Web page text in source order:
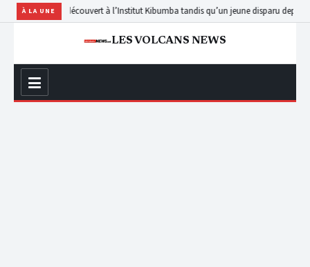
À LA UNE
corps découvert à l’Institut Kibumba tandis qu’un jeune disparu depuis cinq
LES VOLCANS NEWS